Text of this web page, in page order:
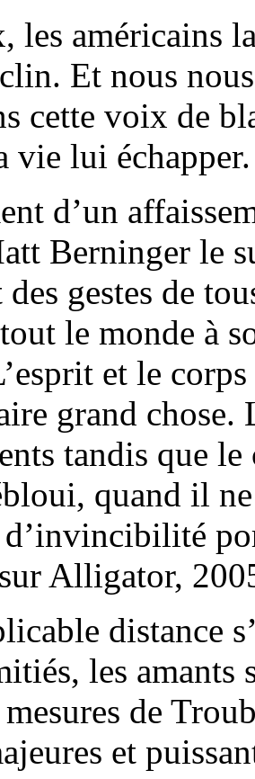
les américains
Et nous
cette voix de
vie lui échapper.
d’un
Berninger le
des gestes de
le monde à
et le
grand chose.
tandis que
quand il
d’invincibilité
Alligator,
distance
les amants
mesures de
et